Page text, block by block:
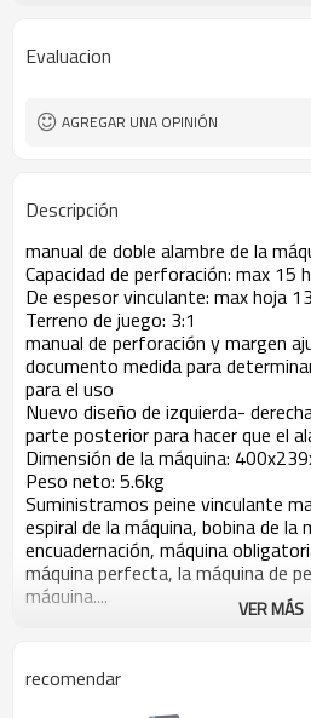
Evaluacion
AGREGAR UNA OPINIÓN
Descripción
manual de doble alambre de la
Capacidad de perforación: max 15
De espesor vinculante: max hoja
Terreno de juego: 3:1
manual de perforación y margen
documento medida para
para el uso
Nuevo diseño de izquierda-
parte posterior para hacer que el
Dimensión de la máquina:
Peso neto: 5.6kg
Suministramos peine vinculante
espiral de la máquina, bobina de la
encuadernación, máquina
máquina perfecta, la máquina de
máquina.... VER MÁS
recomendar